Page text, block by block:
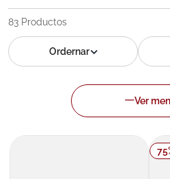
83 Productos
75
2. protector solar
bioderma
megacistin